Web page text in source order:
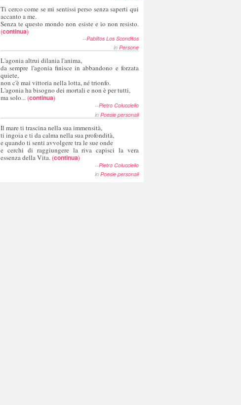
Ti cerco come se mi sentissi perso senza saperti qui
accanto a me.
Senza te questo mondo non esiste e io non resisto.
(continua)
--Pablitos Los Sconditos
in Persone
L'agonia altrui dilania l'anima,
da sempre l'agonia finisce in abbandono e forzata
quiete,
non c'è mai vittoria nella lotta, né trionfo.
L'agonia ha bisogno dei mortali e non è per tutti,
ma solo... (continua)
--Pietro Colucciello
in Poesie personali
Il mare ti trascina nella sua immensità,
ti ingoia e ti da calma nella sua profondità,
e quando ti senti avvolgere tra le sue onde
e cerchi di raggiungere la riva capisci la vera
essenza della Vita. (continua)
--Pietro Colucciello
in Poesie personali